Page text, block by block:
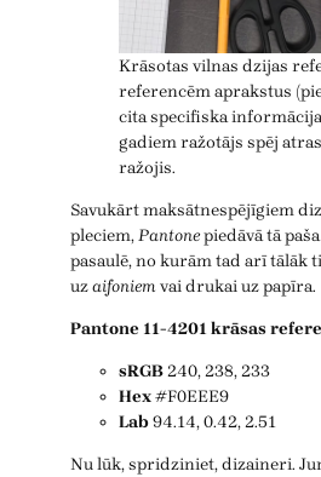
Krāsotas vilnas dzijas
referencēm aprakstus
cita specifiska
gadiem ražotājs spēj
ražojis.
Savukārt maksātnespējīgiem
pleciem,Pantonepiedāvā tā
pasaulē, no kurām tad arī tālāk
uzaifoniemvai drukai uz papīra.
Pantone 11-4201 krāsas
sRGB240, 238, 233
Hex#F0EEE9
Lab94.14, 0.42, 2.51
Nu lūk, spridziniet, dizaineri.